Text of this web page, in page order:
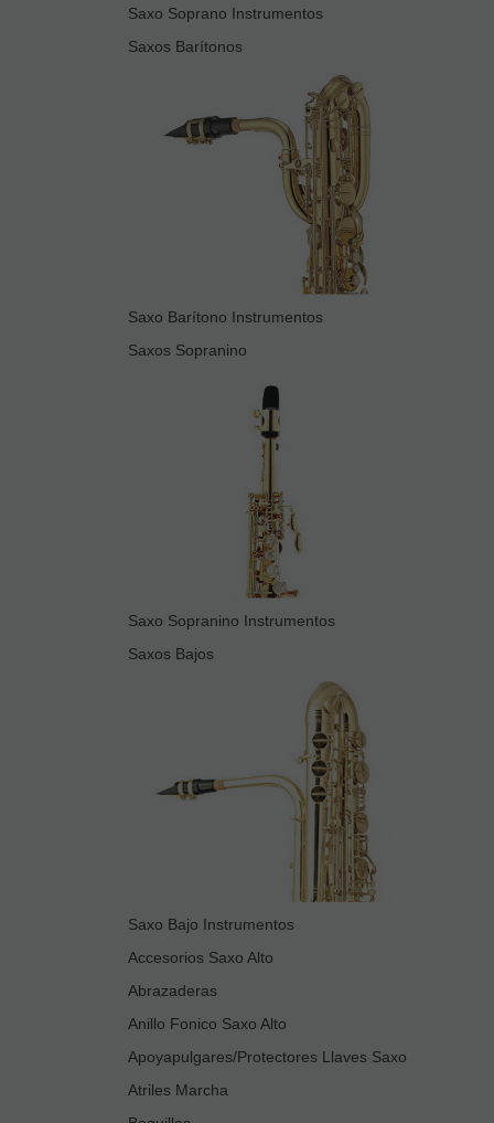
Saxo Soprano Instrumentos
Saxos Barítonos
Saxo Barítono Instrumentos
Saxos Sopranino
Saxo Sopranino Instrumentos
Saxos Bajos
Saxo Bajo Instrumentos
Accesorios Saxo Alto
Abrazaderas
Anillo Fonico Saxo Alto
Apoyapulgares/Protectores Llaves Saxo
Atriles Marcha